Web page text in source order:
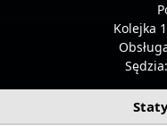
Kolejka
Sędzia: